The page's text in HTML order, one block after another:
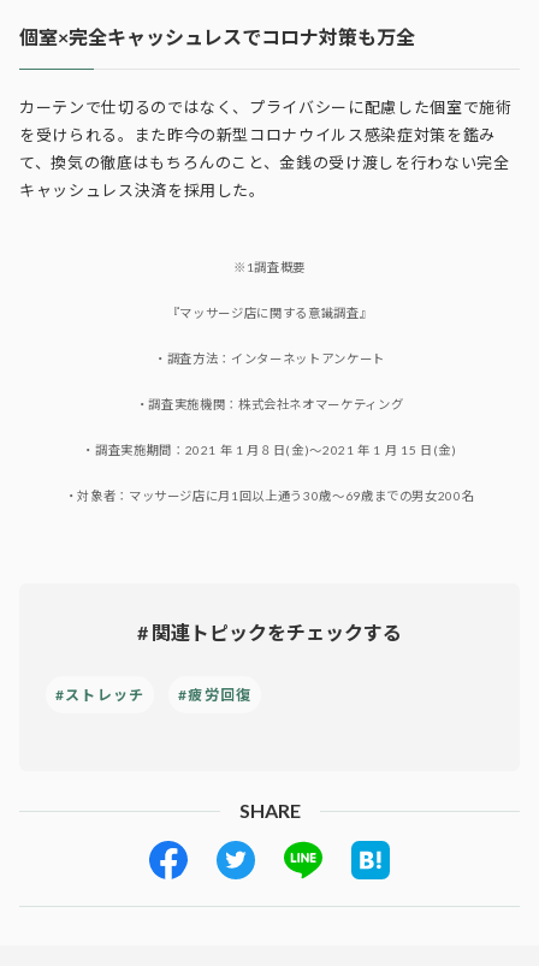
個室×完全キャッシュレスでコロナ対策も万全
カーテンで仕切るのではなく、プライバシーに配慮した個室で施術
を受けられる。また昨今の新型コロナウイルス感染症対策を鑑み
て、換気の徹底はもちろんのこと、金銭の受け渡しを行わない完全
キャッシュレス決済を採用した。
※1調査概要
『マッサージ店に関する意識調査』
・調査方法：インターネットアンケート
・調査実施機関：株式会社ネオマーケティング
・調査実施期間：2021 年 1 月８日(金)～2021 年 1 月 15 日(金)
・対象者：マッサージ店に月1回以上通う30歳～69歳までの男女200名
# 関連トピックをチェックする
#ストレッチ #疲労回復
SHARE